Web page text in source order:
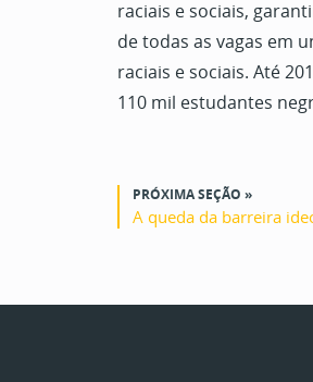
raciais e sociais,
de todas as vagas em
raciais e sociais. Até
110 mil estudantes
PRÓXIMA SEÇÃO »
A queda da barreira